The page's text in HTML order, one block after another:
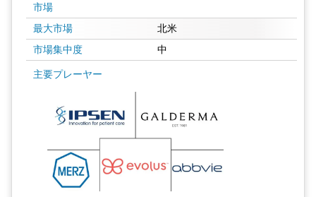
市場
最大市場 北米
市場集中度 中
主要プレーヤー
画像 © Mordor Intelligence。再利用にはCC BY 4.0の表示が必要です。